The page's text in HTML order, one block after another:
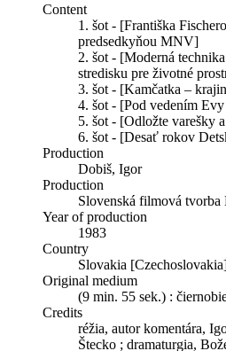
Content
1. šot - [Františka
predsedkyňou MNV]
2. šot - [Moderná
stredisku pre životné
3. šot - [Kamčatka –
4. šot - [Pod vedením
5. šot - [Odložte varešky
6. šot - [Desať rokov
Production
Dobiš, Igor
Production
Slovenská filmová tvorba
Year of production
1983
Country
Slovakia
Original medium
(9 min. 55 sek.) :
Credits
réžia, autor komentára,
Štecko ; dramaturgia,